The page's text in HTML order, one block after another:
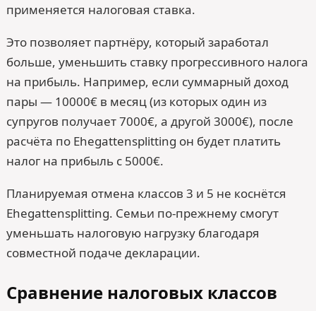
применяется налоговая ставка.
Это позволяет партнёру, который заработал
больше, уменьшить ставку прогрессивного налога
на прибыль. Например, если суммарный доход
пары — 10000€ в месяц (из которых один из
супругов получает 7000€, а другой 3000€), после
расчёта по Ehegattensplitting он будет платить
налог на прибыль с 5000€.
Планируемая отмена классов 3 и 5 не коснётся
Ehegattensplitting. Семьи по-прежнему смогут
уменьшать налоговую нагрузку благодаря
совместной подаче декларации.
Сравнение налоговых классов